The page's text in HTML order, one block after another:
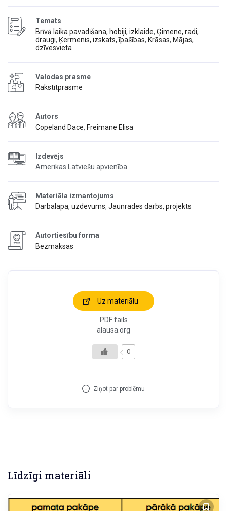
Temats
Brīvā laika pavadīšana, hobiji, izklaide, Ģimene, radi,
draugi, Ķermenis, izskats, īpašības, Krāsas, Mājas,
dzīvesvieta
Valodas prasme
Rakstītprasme
Autors
Copeland Dace, Freimane Elisa
Izdevējs
Amerikas Latviešu apvienība
Materiāla izmantojums
Darbalapa, uzdevums, Jaunrades darbs, projekts
Autortiesību forma
Bezmaksas
Uz materiālu
PDF fails
alausa.org
0
Ziņot par problēmu
Līdzīgi materiāli